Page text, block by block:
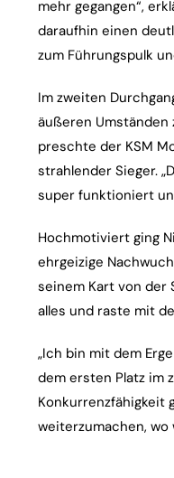
mehr gegangen“,
daraufhin einen
zum Führungspulk
Im zweiten
äußeren
preschte der KSM
strahlender Sieger.
super funktioniert
Hochmotiviert ging
ehrgeizige
seinem Kart von der
alles und raste mit
„Ich bin mit dem
dem ersten Platz im
Konkurrenzfähigkeit
weiterzumachen, wo